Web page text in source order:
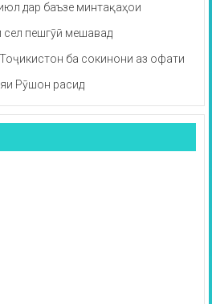
дар баъзе минтақаҳои
сел пешгӯӣ мешавад
ба сокинони аз офати
Рӯшон расид